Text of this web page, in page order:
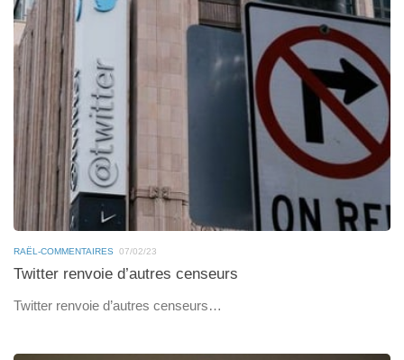
RAËL-COMMENTAIRES 07/02/23
Twitter renvoie d’autres censeurs
Twitter renvoie d’autres censeurs…